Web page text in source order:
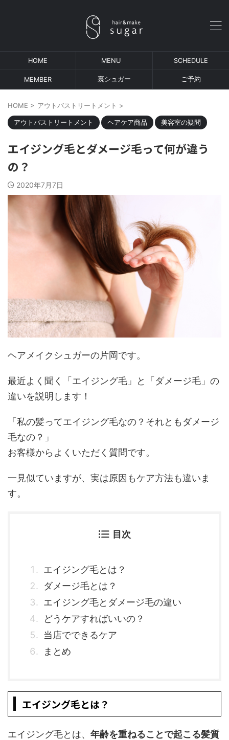
HOME MENU SCHEDULE
MEMBER 裏シュガー ご予約
HOME > アウトバストリートメント >
アウトバストリートメント ヘアケア商品 美容室の疑問
エイジング毛とダメージ毛って何が違う
の？
2020年7月7日
ヘアメイクシュガーの片岡です。
最近よく聞く「エイジング毛」と「ダメージ毛」の
違いを説明します！
「私の髪ってエイジング毛なの？それともダメージ
毛なの？」
お客様からよくいただく質問です。
一見似ていますが、実は原因もケア方法も違いま
す。
目次
エイジング毛とは？
ダメージ毛とは？
エイジング毛とダメージ毛の違い
どうケアすればいいの？
当店でできるケア
まとめ
エイジング毛とは？
エイジング毛とは、 年齢を重ねることで起こる髪質